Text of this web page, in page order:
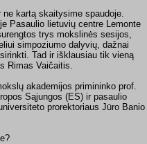
kartą skaitysime spaudoje.
Pasaulio lietuvių centre Lemonte
trys mokslinės sesijos,
simpoziumo dalyvių, dažnai
Tad ir išklausiau tik vieną
Rimas Vaičaitis.
akademijos primininko prof.
Sąjungos (ES) ir pasaulio
prorektoriaus Jūro Banio